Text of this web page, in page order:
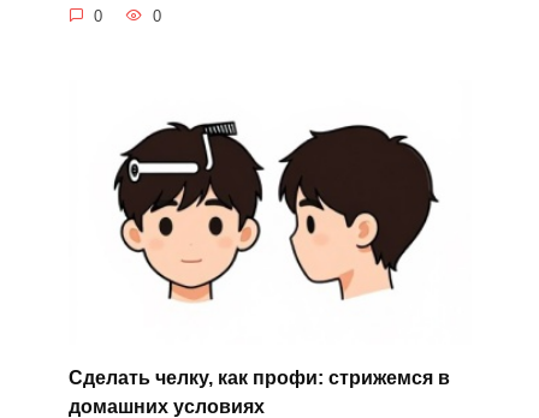
0 0
Сделать челку, как профи: стрижемся в
домашних условиях